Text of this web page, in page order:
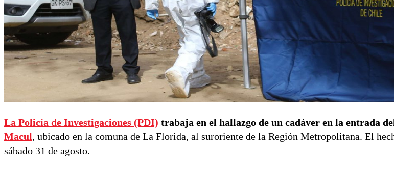
La Policía de Investigaciones (PDI) trabaja en el hallazgo de un cadáver en la entrada
Macul, ubicado en la comuna de La Florida, al suroriente de la Región Metropolitana. El
sábado 31 de agosto.